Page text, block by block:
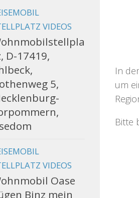
In
um
Bitte
VIDEOS
D-17419,
5,
VIDEOS
Oase
Binz mein